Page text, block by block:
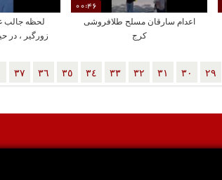
00:46
اعدام سارقان مسلح طلافروشی
کرج
لحظه جالب
زورگیر ، در
٢٩ ٣٠ ٣١ ٣٢ ٣٣ ٣٤ ٣٥ ٣٦ ٣٧